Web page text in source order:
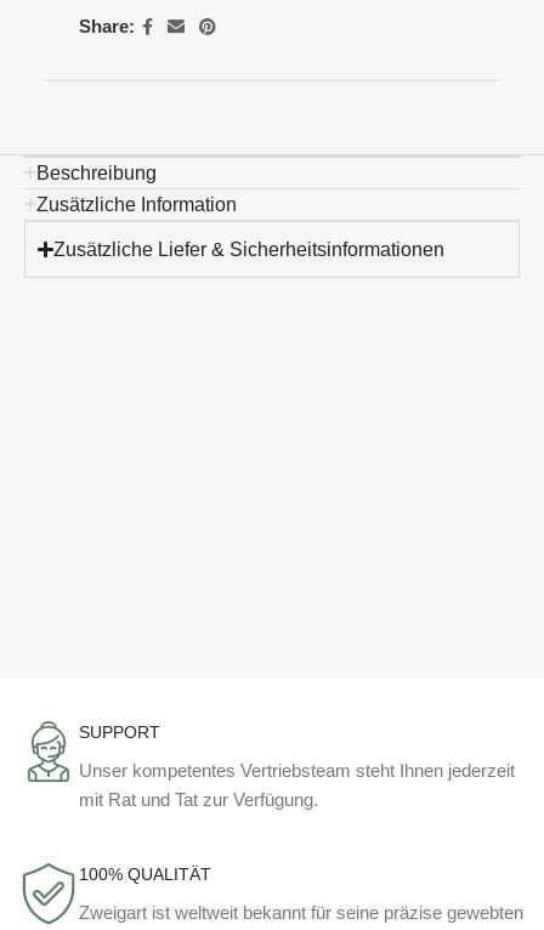
Share:
Beschreibung
Zusätzliche Information
Zusätzliche Liefer & Sicherheitsinformationen
SUPPORT
Unser kompetentes Vertriebsteam steht Ihnen jederzeit
mit Rat und Tat zur Verfügung.
100% QUALITÄT
Zweigart ist weltweit bekannt für seine präzise gewebten